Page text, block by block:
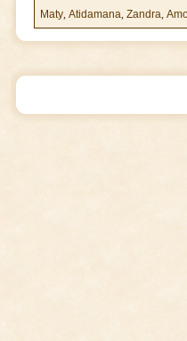
Maty, Atidamana, Zandra,